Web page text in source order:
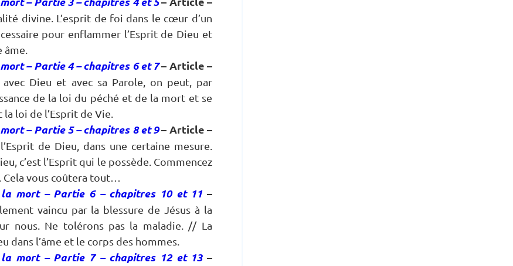
divine. L’esprit de foi dans le cœur d’un
pour enflammer l’Esprit de Dieu et
– Partie 4 – chapitres 6 et 7– Article –
Dieu et avec sa Parole, on peut, par
de la loi du péché et de la mort et se
loi de l’Esprit de Vie.
– Partie 5 – chapitres 8 et 9– Article –
de Dieu, dans une certaine mesure.
c’est l’Esprit qui le possède. Commencez
vous coûtera tout…
mort – Partie 6 – chapitres 10 et 11–
vaincu par la blessure de Jésus à la
nous. Ne tolérons pas la maladie. // La
dans l’âme et le corps des hommes.
mort – Partie 7 – chapitres 12 et 13–